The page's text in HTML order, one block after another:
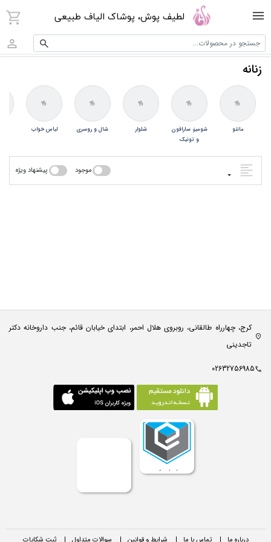
لطیف پوش، پوشاک الیاف طبیعی
جستجو در محصولات...
زنانه
مانتو
شومیز، سارافون
و تونیک
شلوار شال و روسری لباس خواب
موجود پیشنهاد ویژه
کرج، چهارراه طالقانی، روبروی هلال احمر، ابتدای خیابان قائم، جنب داروخانه دکتر
تاجدینی
02632756985
درباره ما | تماس با ما | شرایط و قوانین | سوالات متداول | ثبت شکایات